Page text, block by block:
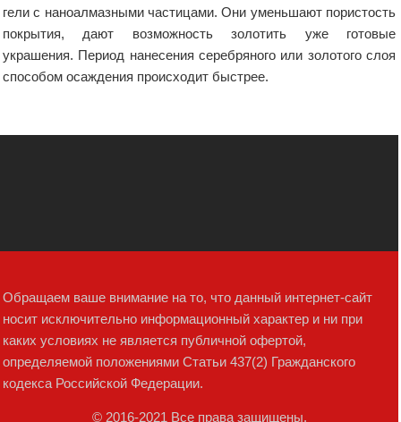
гели с наноалмазными частицами. Они уменьшают пористость
покрытия, дают возможность золотить уже готовые
украшения. Период нанесения серебряного или золотого слоя
способом осаждения происходит быстрее.
Обращаем ваше внимание на то, что данный интернет-сайт
носит исключительно информационный характер и ни при
каких условиях не является публичной офертой,
определяемой положениями Статьи 437(2) Гражданского
кодекса Российской Федерации.
© 2016-2021 Все права защищены.